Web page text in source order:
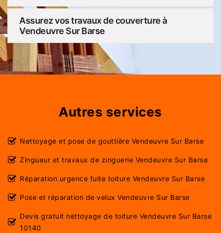
Assurez vos travaux de couverture à
Vendeuvre Sur Barse
Autres services
Nettoyage et pose de gouttière Vendeuvre Sur Barse
Zingueur et travaux de zinguerie Vendeuvre Sur Barse
Réparation urgence fuite toiture Vendeuvre Sur Barse
Pose et réparation de velux Vendeuvre Sur Barse
Devis gratuit nettoyage de toiture Vendeuvre Sur Barse
10140